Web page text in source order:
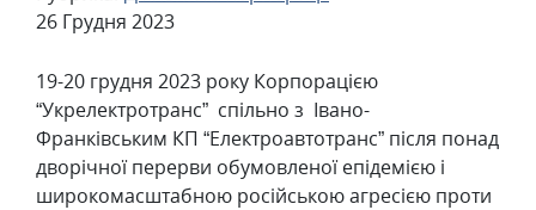
26 Грудня 2023
19-20 грудня 2023 року Корпорацією
“Укрелектротранс” спільно з Івано-
Франківським КП “Електроавтотранс” після понад
дворічної перерви обумовленої епідемією і
широкомасштабною російською агресією проти